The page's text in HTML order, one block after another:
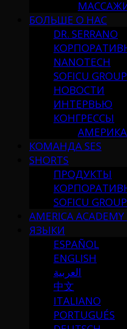
БОЛЬШЕ О НАС
DR. SERRANO
NANOTECH
SOFICU GROUP
НОВОСТИ
ИНТЕРВЬЮ
КОНГРЕССЫ
АМЕРИКА
КОМАНДА SES
SHORTS
ПРОДУКТЫ
SOFICU GROUP
AMERICA ACADEMY
ЯЗЫКИ
ESPAÑOL
ENGLISH
العربية
中文
ITALIANO
PORTUGUÉS